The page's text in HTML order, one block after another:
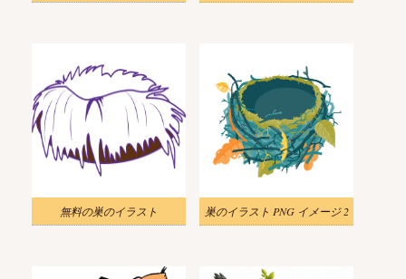
無料の巣のイラスト 巣のイラスト PNG イメージ 2